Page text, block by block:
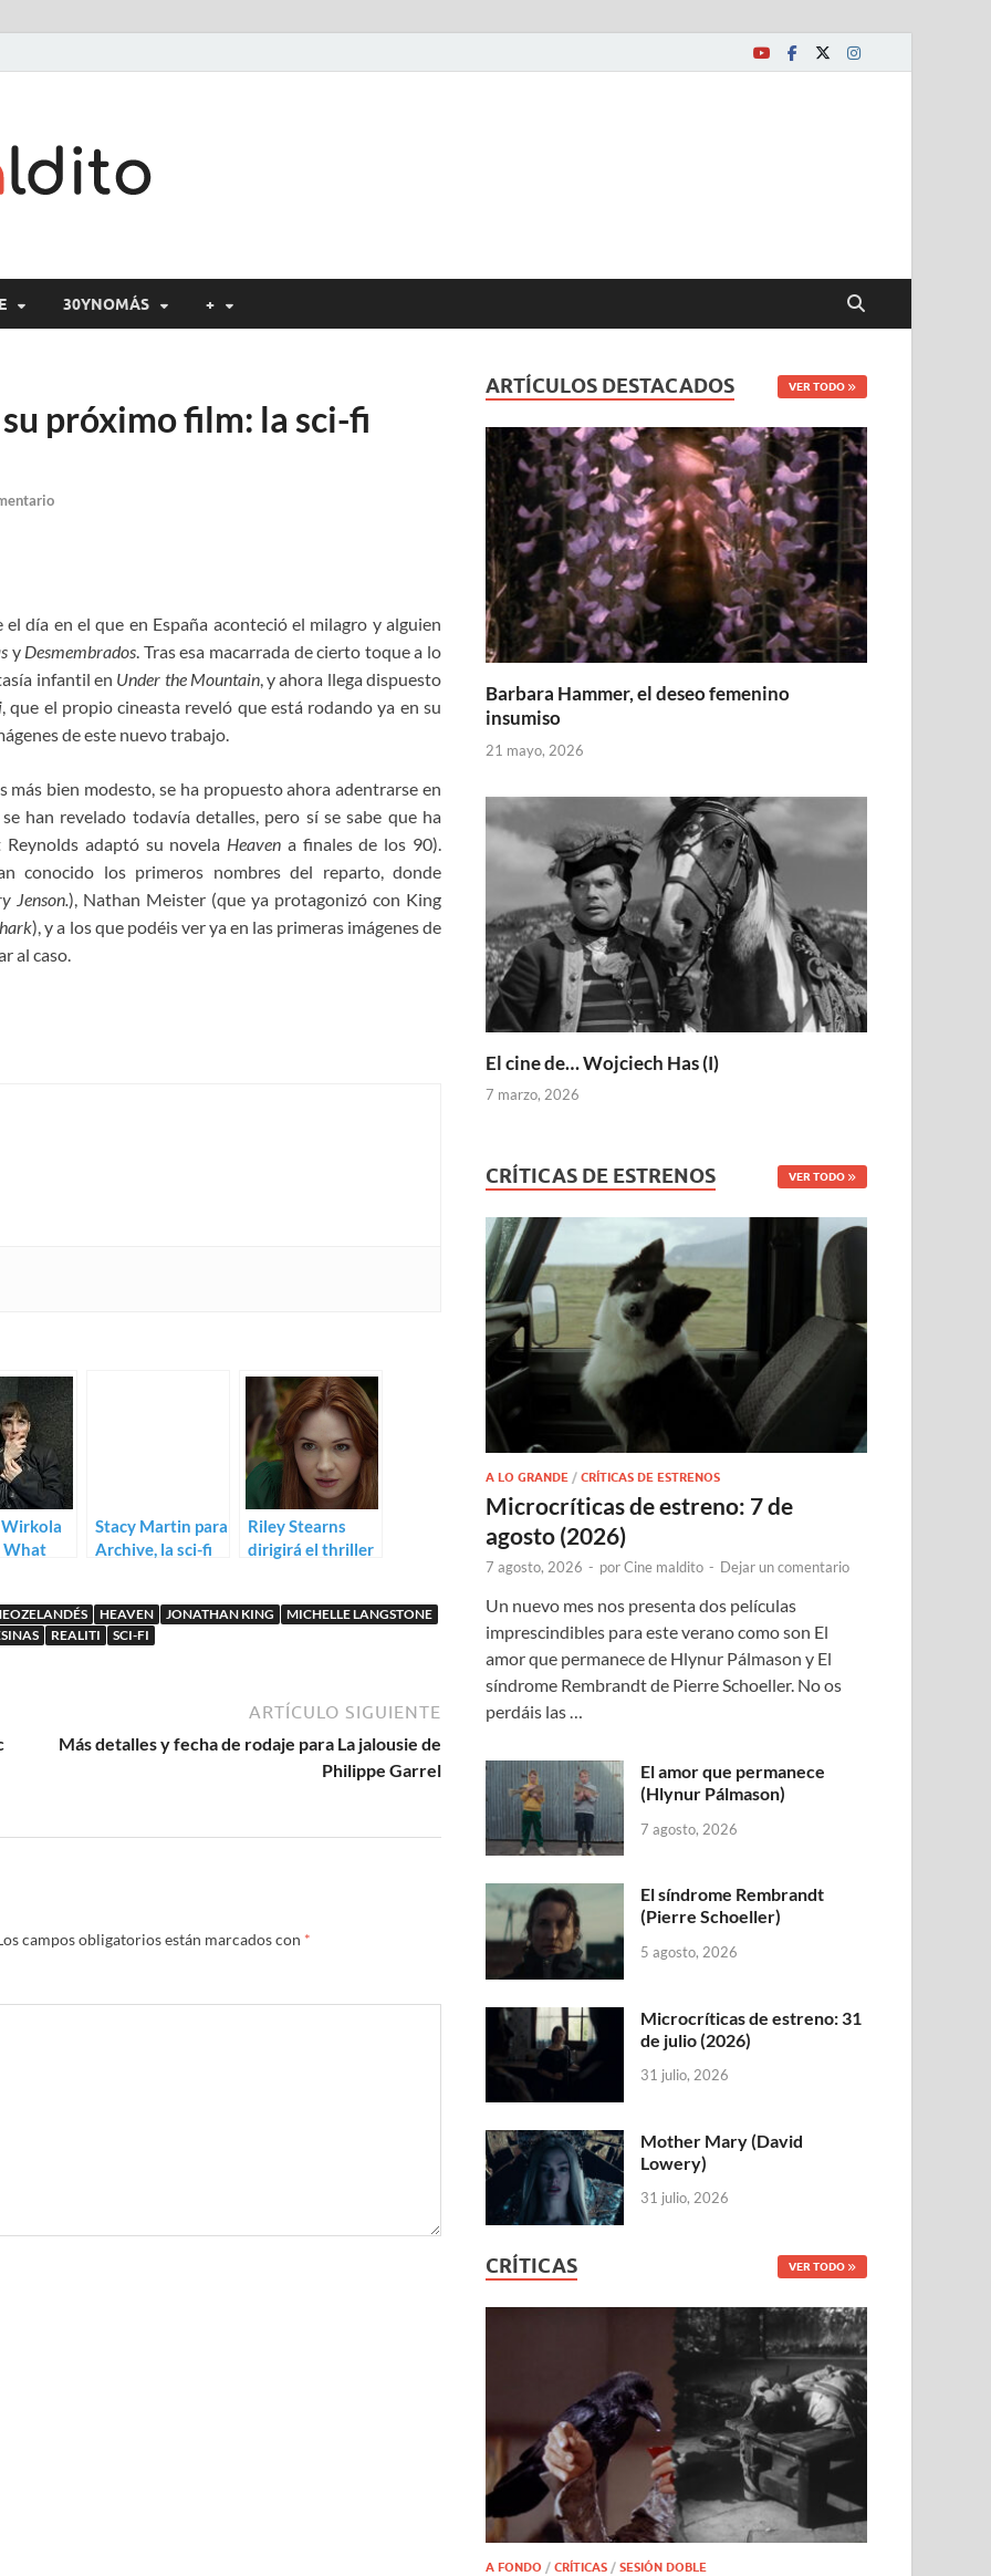
30YNOMÁS +
próximo film: la sci-fi
día en el que en España aconteció el milagro y alguien
y Desmembrados. Tras esa macarrada de cierto toque a lo
infantil en Under the Mountain, y ahora llega dispuesto
, que el propio cineasta reveló que está rodando ya en su
de este nuevo trabajo.
bien modesto, se ha propuesto ahora adentrarse en
han revelado todavía detalles, pero sí se sabe que ha
adaptó su novela Heaven a finales de los 90).
conocido los primeros nombres del reparto, donde
Jenson.), Nathan Meister (que ya protagonizó con King
), y a los que podéis ver ya en las primeras imágenes de
al caso.
What
Stacy Martin para
Archive, la sci-fi
Riley Stearns
dirigirá el thriller
HEAVEN JONATHAN KING
MICHELLE LANGSTONE
REALITI SCI-FI
ARTÍCULO SIGUIENTE
Más detalles y fecha de rodaje para La jalousie de
Philippe Garrel
campos obligatorios están marcados con *
ARTÍCULOS DESTACADOS VER TODO
Barbara Hammer, el deseo femenino
insumiso
21 mayo, 2026
El cine de… Wojciech Has (I)
7 marzo, 2026
CRÍTICAS DE ESTRENOS VER TODO
A LO GRANDE /CRÍTICAS DE ESTRENOS
Microcríticas de estreno: 7 de
agosto (2026)
7 agosto, 2026 - porCine maldito - Dejar un comentario
Un nuevo mes nos presenta dos películas
imprescindibles para este verano como son El
amor que permanece de Hlynur Pálmason y El
síndrome Rembrandt de Pierre Schoeller. No os
perdáis las …
El amor que permanece
(Hlynur Pálmason)
7 agosto, 2026
El síndrome Rembrandt
(Pierre Schoeller)
5 agosto, 2026
Microcríticas de estreno: 31
de julio (2026)
31 julio, 2026
Mother Mary (David
Lowery)
31 julio, 2026
CRÍTICAS VER TODO
A FONDO /CRÍTICAS /SESIÓN DOBLE